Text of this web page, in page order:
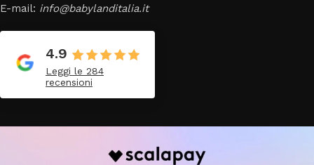
E-mail: info@babylanditalia.it
4.9
Leggi le 284
recensioni